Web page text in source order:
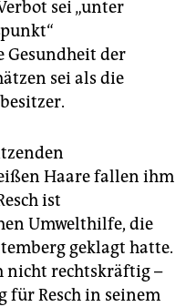
sei „unter
Gesundheit der
sei als die
Haare fallen ihm
ist
Umwelthilfe, die
geklagt hatte.
nicht rechtskräftig –
für Resch in seinem